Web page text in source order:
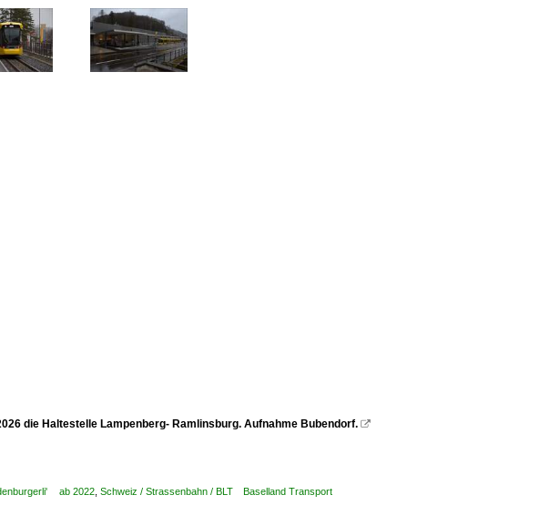
die Haltestelle Lampenberg- Ramlinsburg. Aufnahme Bubendorf. 
ab 2022 Schweiz / Strassenbahn / BLT Baselland Transport